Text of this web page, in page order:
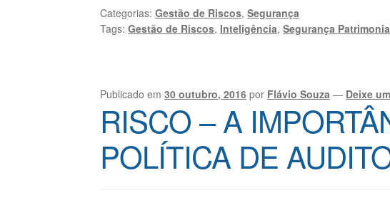
Categorias:Gestão de Riscos,Segurança
Tags:Gestão de Riscos, Inteligência,Segurança
Publicado em30 outubro, 2016 por Flávio Souza — Deixe
RISCO – A
POLÍTICA DE